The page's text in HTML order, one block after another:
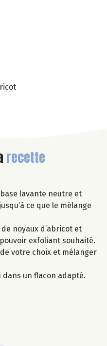
recette
lavante neutre et
ce que le mélange
noyaux d’abricot et
exfoliant souhaité.
votre choix et mélanger
un flacon adapté.